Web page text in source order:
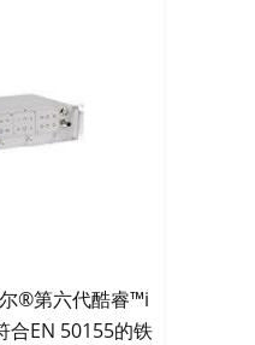
®第六代酷睿™i
合EN 50155的铁